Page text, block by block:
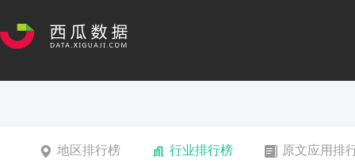
地区排行榜 行业排行榜 原文应用排